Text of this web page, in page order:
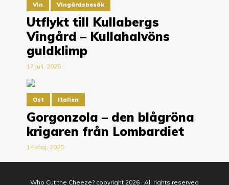
Vin Vingårdsbesök
Utflykt till Kullabergs
Vingård – Kullahalvöns
guldklimp
17 juli, 2025
Ost Italien
Gorgonzola – den blågröna
krigaren från Lombardiet
14 maj, 2025
Who Cut the Cheeze? copyright 2026 · All rights reserved